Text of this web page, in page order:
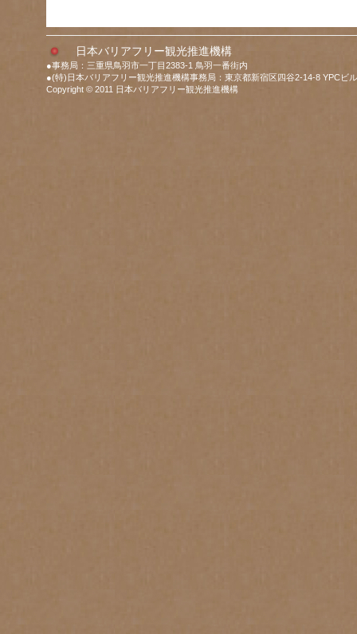
日本バリアフリー観光推進機構
●事務局：三重県鳥羽市一丁目2383-1 鳥羽一番街内
●(特)日本バリアフリー観光推進機構事務局：東京都新宿区四谷2-14-8 YPCビ
Copyright © 2011 日本バリアフリー観光推進機構